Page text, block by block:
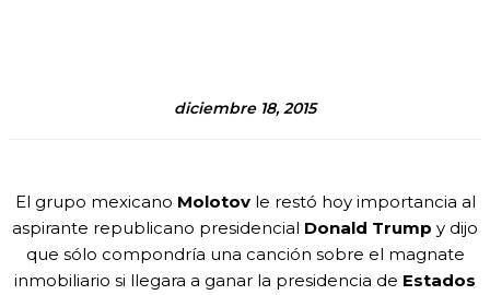
diciembre 18, 2015
El grupo mexicano Molotov le restó hoy importancia al
aspirante republicano presidencial Donald Trump y dijo
que sólo compondría una canción sobre el magnate
inmobiliario si llegara a ganar la presidencia de Estados